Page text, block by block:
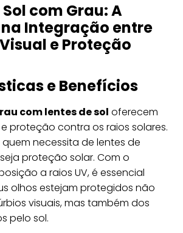
com Grau: A
Integração entre
e Proteção
e Benefícios
com lentes de sol oferecem
proteção contra os raios solares.
necessita de lentes de
proteção solar. Com o
a raios UV, é essencial
olhos estejam protegidos não
visuais, mas também dos
pelo sol.